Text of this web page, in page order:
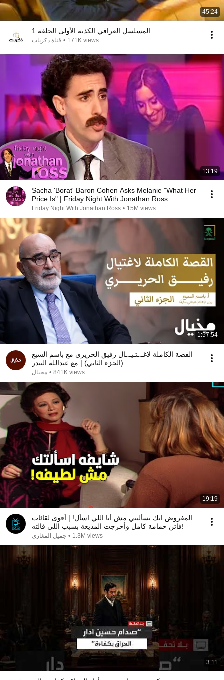
45:24
المسلسل العراقي الكذبة الأولى الحلقة 1
قناة ذكريات • 171K views
13:19
Sacha 'Borat' Baron Cohen Asks Melanie "What Her
Price Is" | Friday Night With Jonathan Ross
Friday Night With Jonathan Ross • 15M views
1:57:54
القصة الكاملة لاغـ.ـتـيـ.ـال رفيق الحريري مع باسم السبع
(الجزء الثاني) | مع عبدالله البندر
مخيال • 841K views
19:19
المفروض انك تسأليني مش أنا اللي اسأل! | أقوى لقائات
فاتن حمامة كامل وأحرجت المذيعة بسبب اللي قالته!
جميل المغازي • 1.3M views
3:11